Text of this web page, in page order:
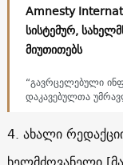
Amnesty
სისტემურ,
მიუთითებს
“გავრცელებული
დაკავებულთა
4. ახალი